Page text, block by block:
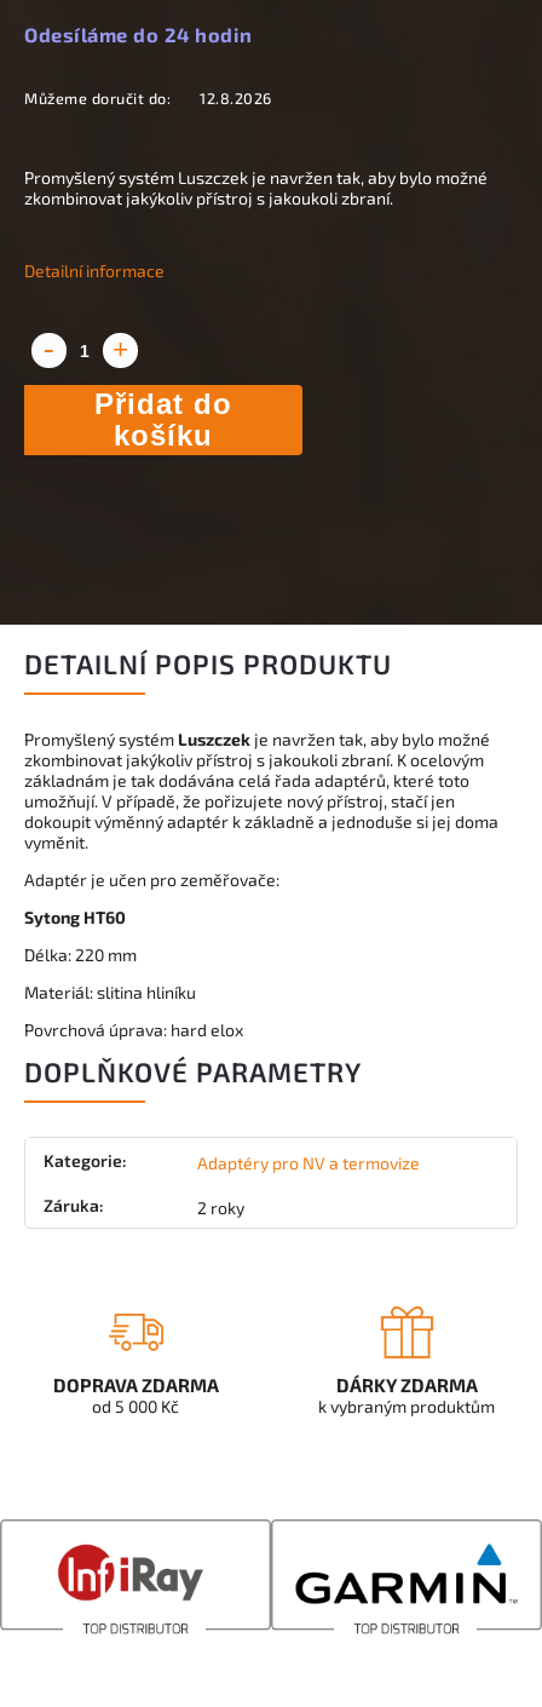
Odesíláme do 24 hodin
Můžeme doručit do: 12.8.2026
Přidat do
košíku
Promyšlený systém Luszczek je navržen tak, aby bylo možné
zkombinovat jakýkoliv přístroj s jakoukoli zbraní.
Detailní informace
DETAILNÍ POPIS PRODUKTU
Promyšlený systém Luszczek je navržen tak, aby bylo možné
zkombinovat jakýkoliv přístroj s jakoukoli zbraní. K ocelovým
základnám je tak dodávána celá řada adaptérů, které toto
umožňují. V případě, že pořizujete nový přístroj, stačí jen
dokoupit výměnný adaptér k základně a jednoduše si jej doma
vyměnit.
Adaptér je učen pro zeměřovače:
Sytong HT60
Délka: 220 mm
Materiál: slitina hliníku
Povrchová úprava: hard elox
DOPLŇKOVÉ PARAMETRY
Kategorie: Adaptéry pro NV a termovize
Záruka: 2 roky
DOPRAVA ZDARMA
od 5 000 Kč
DÁRKY ZDARMA
k vybraným produktům